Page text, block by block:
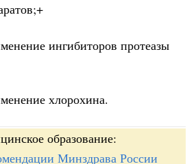
ингибиторов протеазы
хлорохина.
образование:
Минздрава России